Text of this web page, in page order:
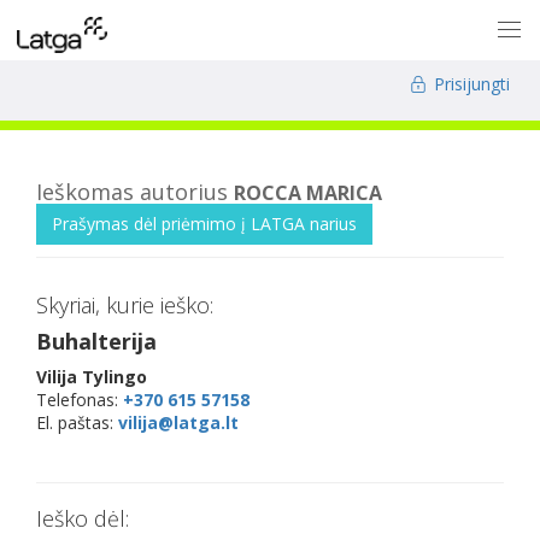
Prisijungti
Ieškomas autorius ROCCA MARICA
Prašymas dėl priėmimo į LATGA narius
Skyriai, kurie ieško:
Buhalterija
Vilija Tylingo
Telefonas: +370 615 57158
El. paštas: vilija@latga.lt
Ieško dėl: